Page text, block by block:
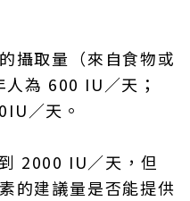
攝取量（來自食物或
為 600 IU／天；
／天。
2000 IU／天，但
的建議量是否能提供